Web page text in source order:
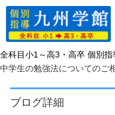
全科目小1～高3・高卒 個別
中学生の勉強法についてのご
ブログ詳細